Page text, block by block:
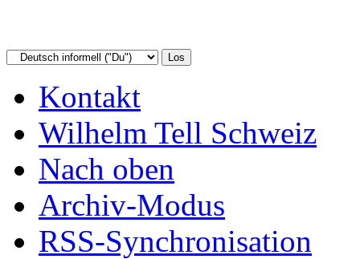
Kontakt
Wilhelm Tell Schweiz
Nach oben
Archiv-Modus
RSS-Synchronisation